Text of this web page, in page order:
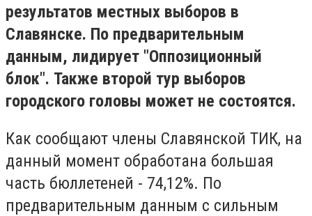
результатов местных выборов в
Славянске. По предварительным
данным, лидирует "Оппозиционный
блок". Также второй тур выборов
городского головы может не состоятся.
Как сообщают члены Славянской ТИК, на
данный момент обработана большая
часть бюллетеней - 74,12%. По
предварительным данным с сильным